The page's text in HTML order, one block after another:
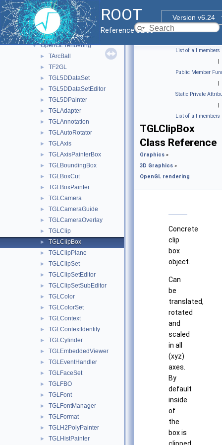
ROOT
Version v6.24
Reference Guide
► ROOT7 Graphics
▼ 3D Graphics
► Event Display
► Basic 3D graphics.
▼ OpenGL rendering
► TArcBall
► TF2GL
► TGL5DDataSet
► TGL5DDataSetEditor
► TGL5DPainter
► TGLAdapter
► TGLAnnotation
► TGLAutoRotator
► TGLAxis
► TGLAxisPainterBox
► TGLBoundingBox
► TGLBoxCut
► TGLBoxPainter
► TGLCamera
► TGLCameraGuide
► TGLCameraOverlay
► TGLClip
► TGLClipBox
► TGLClipPlane
► TGLClipSet
► TGLClipSetEditor
► TGLClipSetSubEditor
► TGLColor
► TGLColorSet
► TGLContext
► TGLContextIdentity
► TGLCylinder
► TGLEmbeddedViewer
► TGLEventHandler
► TGLFaceSet
► TGLFBO
► TGLFont
► TGLFontManager
► TGLFormat
► TGLH2PolyPainter
► TGLHistPainter
List of all members
|
Public Member
|
Static Private
|
List of all members
TGLClipBox
Class Reference
Graphics »
3D Graphics »
OpenGL rendering
Concrete
clip
box
object.
Can
be
translated,
rotated
and
scaled
in all
(xyz)
axes.
By
default
inside
of
the
box is